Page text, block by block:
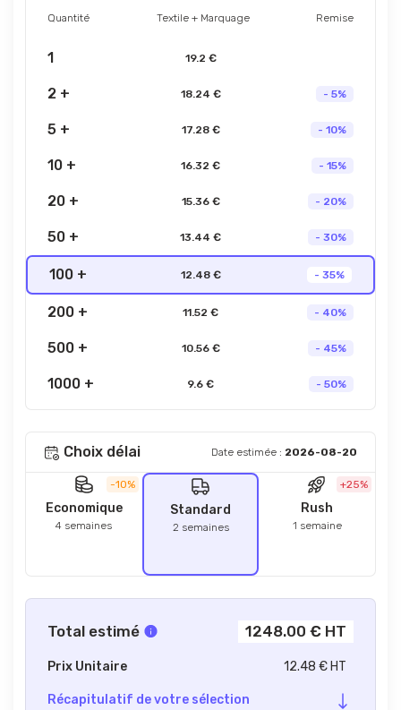
Quantité Textile + Marquage Remise
1 19.2 €
2 + 18.24 € - 5%
5 + 17.28 € - 10%
10 + 16.32 € - 15%
20 + 15.36 € - 20%
50 + 13.44 € - 30%
100 + 12.48 € - 35%
200 + 11.52 € - 40%
500 + 10.56 € - 45%
1000 + 9.6 € - 50%
Choix délai Date estimée : 2026-08-20
-10%
Economique
4 semaines
Standard
2 semaines
+25%
Rush
1 semaine
Total estimé 1248.00 € HT
Prix Unitaire 12.48 € HT
Récapitulatif de votre sélection